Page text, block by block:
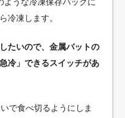
冷凍します。
たいので、金属バットの
冷」できるスイッチがあ
で食べ切るようにしま